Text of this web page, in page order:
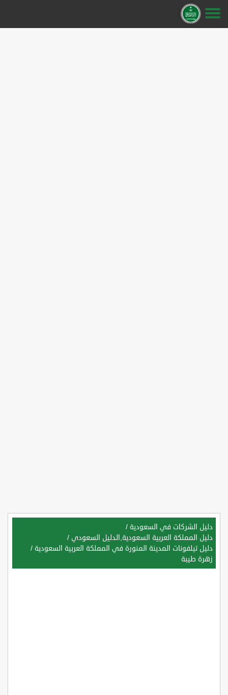
دليل الشركات في السعودية /
دليل المملكة العربية السعودية,الدليل السعودي /
دليل تيلفونات المدينة المنورة في المملكة العربية السعودية /
زهرة طيبة